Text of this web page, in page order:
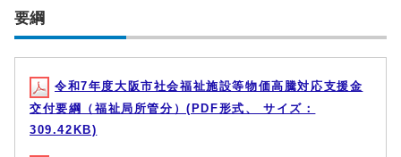
要綱
令和7年度大阪市社会福祉施設等物価高騰対応支援金
交付要綱（福祉局所管分）(PDF形式、 サイズ：
309.42KB)